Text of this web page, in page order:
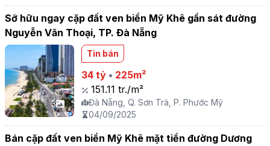
Sỡ hữu ngay cặp đất ven biển Mỹ Khê gần sát đường
Nguyễn Văn Thoại, TP. Đà Nẵng
3
Tin bán
34 tỷ• 225m²
151.11 tr./m²
Đà Nẵng, Q. Sơn Trà, P. Phước Mỹ
04/09/2025
Bán cặp đất ven biển Mỹ Khê mặt tiền đường Dương